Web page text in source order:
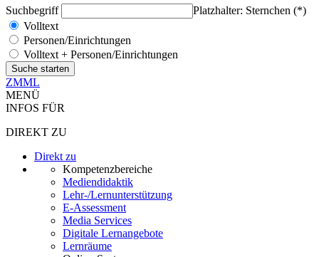
Suchbegriff
Platzhalter: Sternchen (*)
Volltext
Personen/Einrichtungen
Volltext + Personen/Einrichtungen
ZMML
MENÜ
INFOS FÜR
DIREKT ZU
Direkt zu
Kompetenzbereiche
Mediendidaktik
Lehr-/Lernunterstützung
E-Assessment
Media Services
Digitale Lernangebote
Lernräume